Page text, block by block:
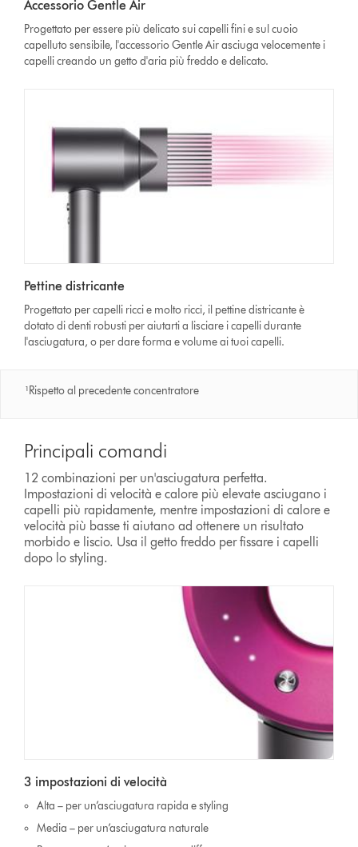
Accessorio Gentle Air
Progettato per essere più delicato sui capelli fini e sul cuoio
capelluto sensibile, l'accessorio Gentle Air asciuga velocemente i
capelli creando un getto d'aria più freddo e delicato.
Pettine districante
Progettato per capelli ricci e molto ricci, il pettine districante è
dotato di denti robusti per aiutarti a lisciare i capelli durante
l'asciugatura, o per dare forma e volume ai tuoi capelli.
¹Rispetto al precedente concentratore
Principali comandi
12 combinazioni per un'asciugatura perfetta.
Impostazioni di velocità e calore più elevate asciugano i
capelli più rapidamente, mentre impostazioni di calore e
velocità più basse ti aiutano ad ottenere un risultato
morbido e liscio. Usa il getto freddo per fissare i capelli
dopo lo styling.
3 impostazioni di velocità
Alta – per un’asciugatura rapida e styling
Media – per un’asciugatura naturale